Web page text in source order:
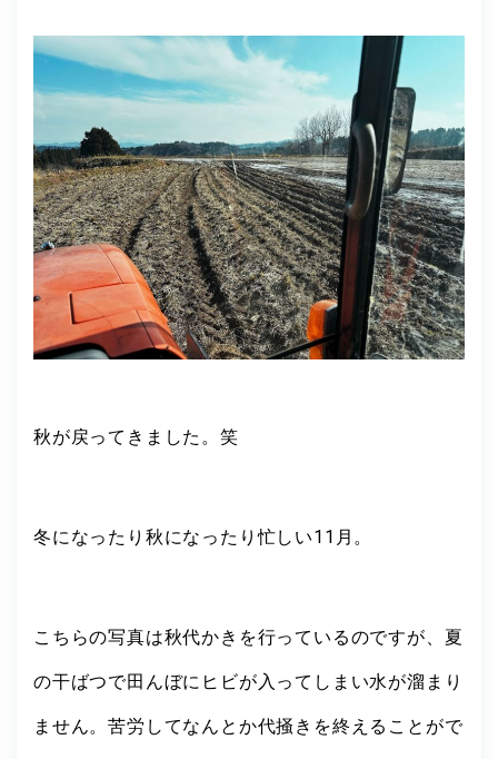
秋が戻ってきました。笑
冬になったり秋になったり忙しい11月。
こちらの写真は秋代かきを行っているのですが、夏
の干ばつで田んぼにヒビが入ってしまい水が溜まり
ません。苦労してなんとか代掻きを終えることがで